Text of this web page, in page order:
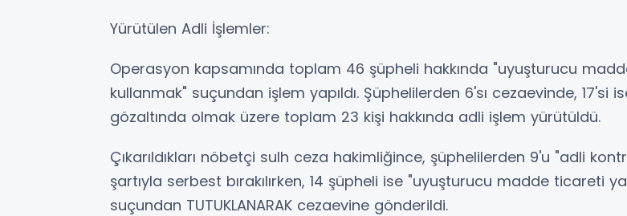
Yürütülen Adli İşlemler:
Operasyon kapsamında toplam 46 şüpheli hakkında "uyuşturucu
kullanmak" suçundan işlem yapıldı. Şüphelilerden 6'sı cezaevinde, 17'si
gözaltında olmak üzere toplam 23 kişi hakkında adli işlem yürütüldü.
Çıkarıldıkları nöbetçi sulh ceza hakimliğince, şüphelilerden 9'u "adli
şartıyla serbest bırakılırken, 14 şüpheli ise "uyuşturucu madde ticareti
suçundan TUTUKLANARAK cezaevine gönderildi.